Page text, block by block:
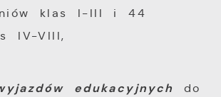
klas I-III i 44
IV-VIII,
edukacyjnych
do